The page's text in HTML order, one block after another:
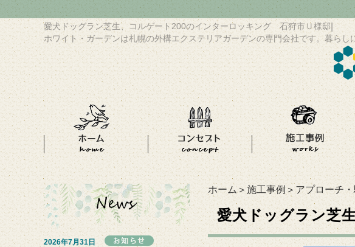
愛犬ドッグラン芝生、コルゲート200のインターロッキング 石狩市Ｕ様邸
ホワイト・ガーデンは札幌の外構エクステリアガーデンの専門会社です。暮らし
ホーム＞ 施工事例 ＞アプローチ
愛犬ドッグラン芝
2026年7月31日